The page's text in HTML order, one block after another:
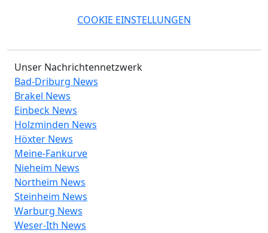
COOKIE EINSTELLUNGEN
Unser Nachrichtennetzwerk
Bad-Driburg News
Brakel News
Einbeck News
Holzminden News
Höxter News
Meine-Fankurve
Nieheim News
Northeim News
Steinheim News
Warburg News
Weser-Ith News